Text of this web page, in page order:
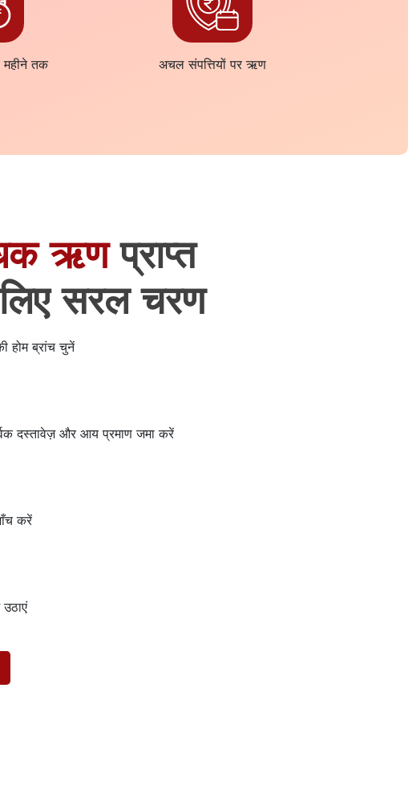
तक अचल संपत्तियों पर ऋण
ऋणप्राप्त
सरल चरण
होम ब्रांच चुनें
दस्तावेज़ और आय प्रमाण जमा करें
करें